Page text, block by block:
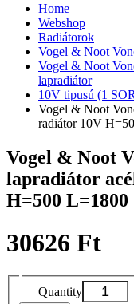
Home
Webshop
Radiátorok
Vogel & Noot
Vogel & Noot
lapradiátor
10V tipusú (1
Vogel & Noot
radiátor 10V
Vogel & Noot
lapradiátor
H=500 L=1800
30626 Ft
Quantity